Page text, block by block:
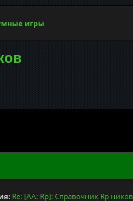
игры
Re: [AA: Rp]: Справочник Rp ников